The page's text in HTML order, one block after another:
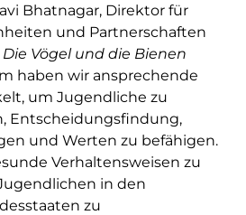
Bhatnagar, Direktor für
und Partnerschaften
Die Vögel und die Bienen
haben wir ansprechende
um Jugendliche zu
Entscheidungsfindung,
und Werten zu befähigen.
Verhaltensweisen zu
in den
zu